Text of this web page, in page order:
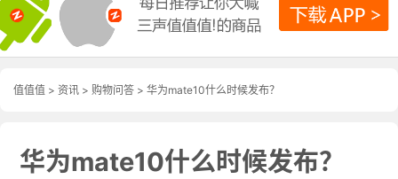
值值值 > 资讯 > 购物问答 > 华为mate10什么时候发布？
华为mate10什么时候发布？